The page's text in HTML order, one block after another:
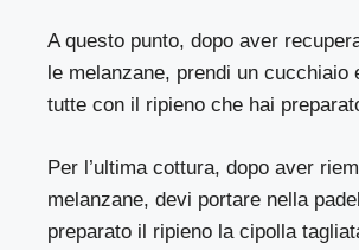
A questo punto, dopo aver
le melanzane, prendi un cucchiaio
tutte con il ripieno che hai
Per l’ultima cottura, dopo aver
melanzane, devi portare nella
preparato il ripieno la cipolla